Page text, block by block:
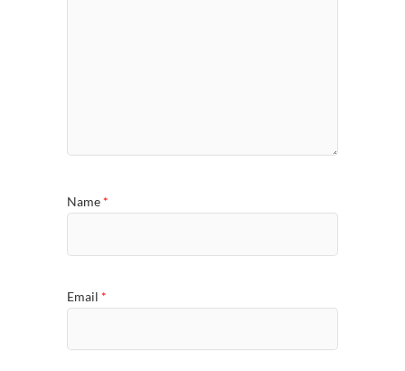
Name *
Email *